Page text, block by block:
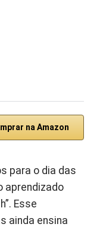
na Amazon
para o dia das
aprendizado
Esse
ainda ensina